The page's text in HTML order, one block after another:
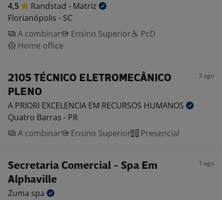
4,5 Randstad - Matriz
Florianópolis - SC
A combinar
Ensino Superior
PcD
Home office
2105 TÉCNICO ELETROMECÂNICO
PLENO
3 ago
A PRIORI EXCELENCIA EM RECURSOS HUMANOS
Quatro Barras - PR
A combinar
Ensino Superior Presencial
Secretaria Comercial - Spa Em
Alphaville
1 ago
Zuma spa